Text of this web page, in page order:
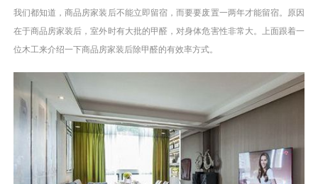
我们都知道，商品房家装后不能立即留宿，而要要废置一两年才能留宿。原因
在于商品房家装后，室外时有大批的甲醛，对身体危害性非常大。上面跟着一
位木工来介绍一下商品房家装后除甲醛的有效率方式。